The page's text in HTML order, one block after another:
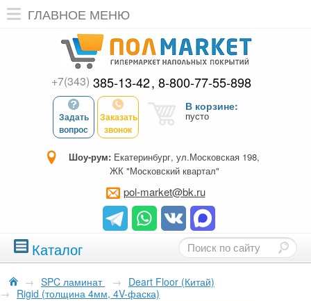
ГЛАВНОЕ МЕНЮ
+7(343) 385-13-42 8-800-77-55-898
Задать
вопрос
Заказать
звонок
В корзине:
пусто
Шоу-рум: Екатеринбург, ул.Московская 198,
ЖК "Московский квартал"
pol-market@bk.ru
Каталог
→ SPC ламинат → Deart Floor (Китай)
→ Rigid (толщина 4мм, 4V-фаска)